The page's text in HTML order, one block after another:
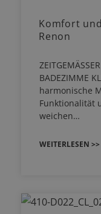
Komfort
Renon
BADEZIMME
harmonische
Funktionalität
weichen…
WEITERLESEN >>